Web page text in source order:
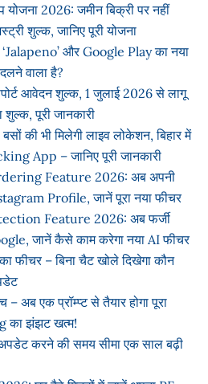
योजना 2026: जमीन बिक्री पर नहीं
शुल्क, जानिए पूरी योजना
और Google Play का नया
वाला है?
आवेदन शुल्क, 1 जुलाई 2026 से लागू
शुल्क, पूरी जानकारी
की भी मिलेगी लाइव लोकेशन, बिहार में
App – जानिए पूरी जानकारी
Feature 2026: अब अपनी
Profile, जानें पूरा नया फीचर
Feature 2026: अब फर्जी
जानें कैसे काम करेगा नया AI फीचर
फीचर – बिना चैट खोले दिखेगा कौन
अब एक प्रॉम्प्ट से तैयार होगा पूरा
का झंझट खत्म!
करने की समय सीमा एक साल बढ़ी